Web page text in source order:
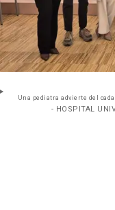
Una pediatra advierte del
- HOSPITAL